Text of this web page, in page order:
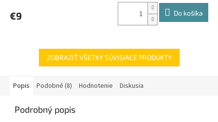
€9 Do košíka
ZOBRAZIŤ VŠETKY SÚVISIACE PRODUKTY
Popis Podobné (8) Hodnotenie Diskusia
Podrobný popis